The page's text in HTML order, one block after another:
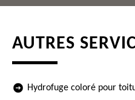
AUTRES
Hydrofuge coloré pour